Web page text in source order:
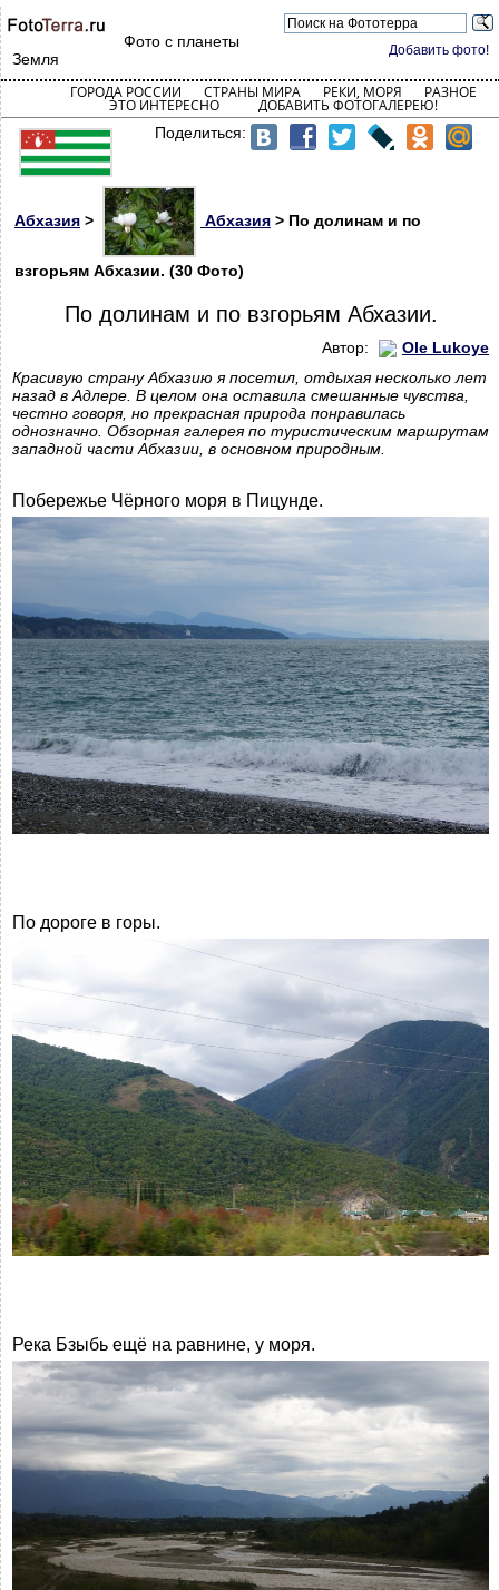
Добавить фото!
Фото с планеты
Земля
ГОРОДА РОССИИ СТРАНЫ МИРА РЕКИ, МОРЯ РАЗНОЕ
ЭТО ИНТЕРЕСНО ДОБАВИТЬ ФОТОГАЛЕРЕЮ!
Поделиться:
Абхазия > Абхазия > По долинам и по
взгорьям Абхазии. (30 Фото)
По долинам и по взгорьям Абхазии.
Автор:
Ole Lukoye
Красивую страну Абхазию я посетил, отдыхая несколько лет
назад в Адлере. В целом она оставила смешанные чувства,
честно говоря, но прекрасная природа понравилась
однозначно. Обзорная галерея по туристическим маршрутам
западной части Абхазии, в основном природным.
Побережье Чёрного моря в Пицунде.
По дороге в горы.
Река Бзыбь ещё на равнине, у моря.